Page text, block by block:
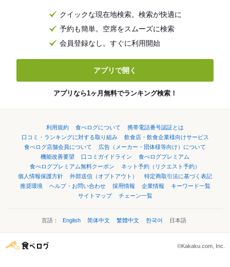
クイックな現在地検索。検索が快適に
予約も簡単。空席をスムーズに検索
会員登録なし。すぐに利用開始
アプリで開く
アプリなら1ヶ月無料でランキング検索！
利用規約 食べログについて
携帯電話番号認証とは
口コミ・ランキングに対する取り組み
飲食店・飲食企業様向けサービス
食べログ店舗会員について
広告（メーカー・団体様等向け）について
機能改善要望
口コミガイドライン
食べログプレミアム
食べログプレミアム無料クーポン
ネット予約（リクエスト予約）
個人情報保護方針
外部送信（オプトアウト）
特定商取引法に基づく表記
推奨環境
ヘルプ・お問い合わせ 採用情報 企業情報
キーワード一覧
サイトマップ
チェーン一覧
言語： English 简体中文 繁體中文 한국어 日本語
©Kakaku.com, Inc.